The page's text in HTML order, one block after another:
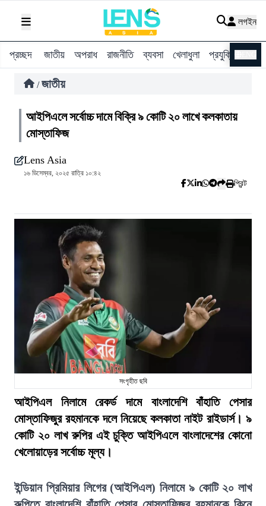
লগইন
প্রচ্ছদ জাতীয় অপরাধ রাজনীতি ব্যবসা খেলাধুলা প্রযুক্তি
/ জাতীয়
আইপিএলে সর্বোচ্চ দামে বিক্রি ৯ কোটি ২০ লাখে কলকাতায়
মোস্তাফিজ
Lens Asia
১৬ ডিসেম্বর, ২০২৫ রাত্রি ১০:৪২
প্রিন্ট
সংগৃহীত ছবি
আইপিএল নিলামে রেকর্ড দামে বাংলাদেশি বাঁহাতি পেসার
মোস্তাফিজুর রহমানকে দলে নিয়েছে কলকাতা নাইট রাইডার্স। ৯
কোটি ২০ লাখ রুপির এই চুক্তি আইপিএলে বাংলাদেশের কোনো
খেলোয়াড়ের সর্বোচ্চ মূল্য।
ইন্ডিয়ান প্রিমিয়ার লিগের (আইপিএল) নিলামে ৯ কোটি ২০ লাখ